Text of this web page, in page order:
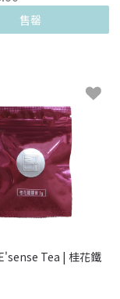
售罄
Tea | 桂花鐵